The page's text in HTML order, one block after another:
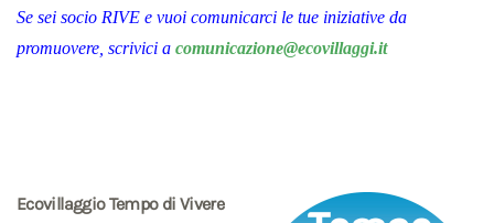
Se sei socio RIVE e vuoi comunicarci le tue iniziative da
promuovere, scrivici a comunicazione@ecovillaggi.it
Ecovillaggio Tempo di Vivere